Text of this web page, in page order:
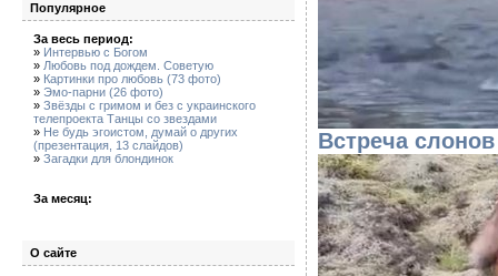
Популярное
За весь период:
» Интервью с Богом
» Любовь под дождем. Советую
» Картинки про любовь (73 фото)
» Эмо-парни (26 фото)
» Звёзды с гримом и без с украинского
телепроекта Танцы со звездами
» Не будь эгоистом, думай о других
(презентация, 13 слайдов)
» Загадки для блондинок
За месяц:
О сайте
Встреча